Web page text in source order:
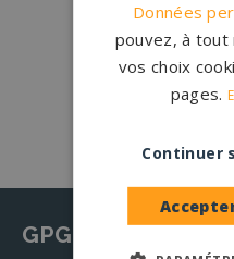
Large
coloris
GPG Granit
Données
pouvez, à
vos choix
pages.
Continuer